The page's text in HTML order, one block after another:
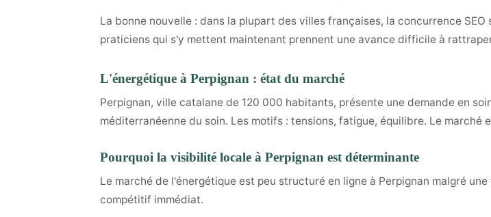
La bonne nouvelle : dans la plupart des villes françaises, la concurrence
praticiens qui s'y mettent maintenant prennent une avance difficile à
L'énergétique à Perpignan : état du marché
Perpignan, ville catalane de 120 000 habitants, présente une demande en
méditerranéenne du soin. Les motifs : tensions, fatigue, équilibre. Le marché
Pourquoi la visibilité locale à Perpignan est déterminante
Le marché de l'énergétique est peu structuré en ligne à Perpignan malgré
compétitif immédiat.